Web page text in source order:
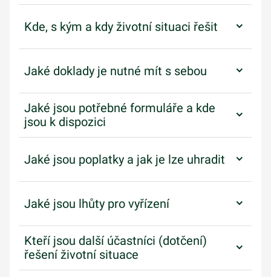
Kde, s kým a kdy životní situaci řešit
Jaké doklady je nutné mít s sebou
Jaké jsou potřebné formuláře a kde
jsou k dispozici
Jaké jsou poplatky a jak je lze uhradit
Jaké jsou lhůty pro vyřízení
Kteří jsou další účastníci (dotčení)
řešení životní situace